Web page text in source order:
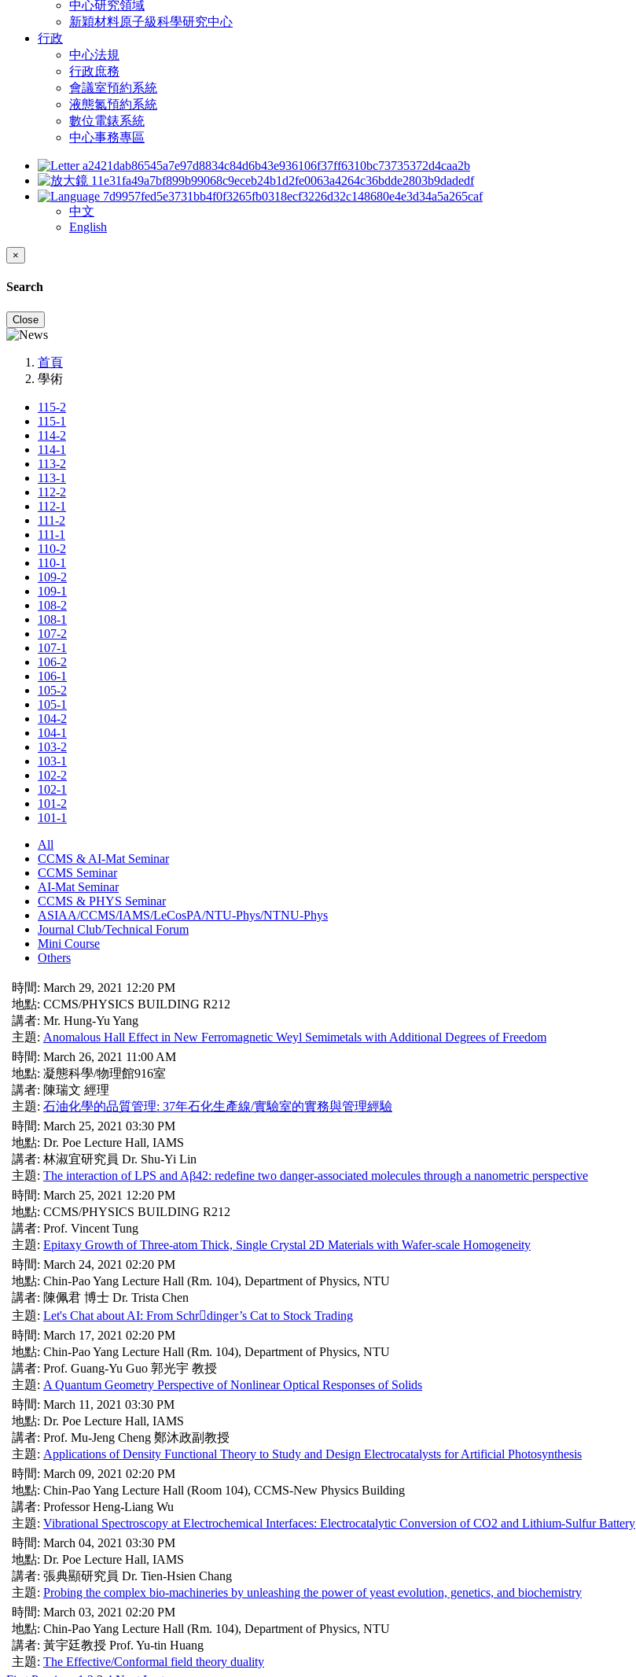
中心研究領域
新穎材料原子級科學研究中心
行政
中心法規
行政庶務
會議室預約系統
液態氮預約系統
數位電錶系統
中心事務專區
中文
English
×
Search
Close
首頁
學術
115-2
115-1
114-2
114-1
113-2
113-1
112-2
112-1
111-2
111-1
110-2
110-1
109-2
109-1
108-2
108-1
107-2
107-1
106-2
106-1
105-2
105-1
104-2
104-1
103-2
103-1
102-2
102-1
101-2
101-1
All
CCMS & AI-Mat Seminar
CCMS Seminar
AI-Mat Seminar
CCMS & PHYS Seminar
ASIAA/CCMS/IAMS/LeCosPA/NTU-Phys/NTNU-Phys
Journal Club/Technical Forum
Mini Course
Others
時間: March 29, 2021 12:20 PM
地點: CCMS/PHYSICS BUILDING R212
講者: Mr. Hung-Yu Yang
主題: Anomalous Hall Effect in New Ferromagnetic Weyl Semimetals with Additional Degrees of Freedom
時間: March 26, 2021 11:00 AM
地點: 凝態科學/物理館916室
講者: 陳瑞文 經理
主題: 石油化學的品質管理: 37年石化生產線/實驗室的實務與管理經驗
時間: March 25, 2021 03:30 PM
地點: Dr. Poe Lecture Hall, IAMS
講者: 林淑宜研究員 Dr. Shu-Yi Lin
主題: The interaction of LPS and Aβ42: redefine two danger-associated molecules through a nanometric perspective
時間: March 25, 2021 12:20 PM
地點: CCMS/PHYSICS BUILDING R212
講者: Prof. Vincent Tung
主題: Epitaxy Growth of Three-atom Thick, Single Crystal 2D Materials with Wafer-scale Homogeneity
時間: March 24, 2021 02:20 PM
地點: Chin-Pao Yang Lecture Hall (Rm. 104), Department of Physics, NTU
講者: 陳佩君 博士 Dr. Trista Chen
主題: Let's Chat about AI: From Schrdinger’s Cat to Stock Trading
時間: March 17, 2021 02:20 PM
地點: Chin-Pao Yang Lecture Hall (Rm. 104), Department of Physics, NTU
講者: Prof. Guang-Yu Guo 郭光宇 教授
主題: A Quantum Geometry Perspective of Nonlinear Optical Responses of Solids
時間: March 11, 2021 03:30 PM
地點: Dr. Poe Lecture Hall, IAMS
講者: Prof. Mu-Jeng Cheng 鄭沐政副教授
主題: Applications of Density Functional Theory to Study and Design Electrocatalysts for Artificial Photosynthesis
時間: March 09, 2021 02:20 PM
地點: Chin-Pao Yang Lecture Hall (Room 104), CCMS-New Physics Building
講者: Professor Heng-Liang Wu
主題: Vibrational Spectroscopy at Electrochemical Interfaces: Electrocatalytic Conversion of CO2 and Lithium-Sulfur Battery
時間: March 04, 2021 03:30 PM
地點: Dr. Poe Lecture Hall, IAMS
講者: 張典顯研究員 Dr. Tien-Hsien Chang
主題: Probing the complex bio-machineries by unleashing the power of yeast evolution, genetics, and biochemistry
時間: March 03, 2021 02:20 PM
地點: Chin-Pao Yang Lecture Hall (Rm. 104), Department of Physics, NTU
講者: 黃宇廷教授 Prof. Yu-tin Huang
主題: The Effective/Conformal field theory duality